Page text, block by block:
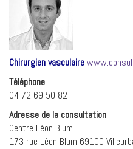
Chirurgien vasculaire
Téléphone
04 72 69 50 82
Adresse de la consultation
Centre Léon Blum
173 rue Léon Blum 69100